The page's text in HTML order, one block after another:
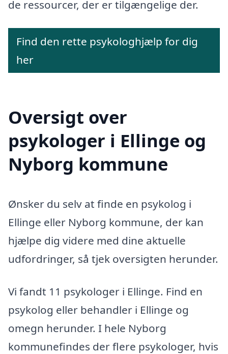
de ressourcer, der er tilgængelige der.
Find den rette psykologhjælp for dig
her
Oversigt over
psykologer i Ellinge og
Nyborg kommune
Ønsker du selv at finde en psykolog i
Ellinge eller Nyborg kommune, der kan
hjælpe dig videre med dine aktuelle
udfordringer, så tjek oversigten herunder.
Vi fandt 11 psykologer i Ellinge. Find en
psykolog eller behandler i Ellinge og
omegn herunder. I hele Nyborg
kommunefindes der flere psykologer, hvis